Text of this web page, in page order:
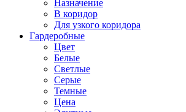
Назначение
В коридор
Для узкого коридора
Гардеробные
Цвет
Белые
Светлые
Серые
Темные
Цена